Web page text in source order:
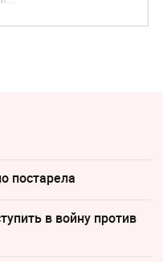
постарела
в войну против